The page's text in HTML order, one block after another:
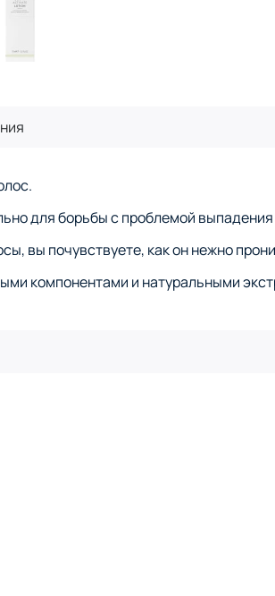
для борьбы с проблемой
вы почувствуете, как он нежно
компонентами и натуральными